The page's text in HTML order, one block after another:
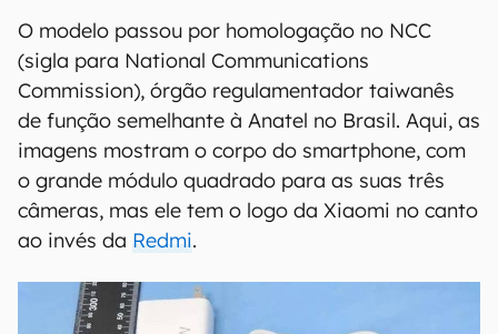
O modelo passou por homologação no NCC
(sigla para National Communications
Commission), órgão regulamentador taiwanês
de função semelhante à Anatel no Brasil. Aqui, as
imagens mostram o corpo do smartphone, com
o grande módulo quadrado para as suas três
câmeras, mas ele tem o logo da Xiaomi no canto
ao invés da Redmi.